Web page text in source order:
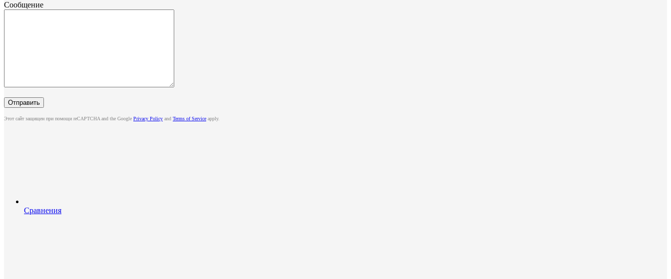
Сообщение
Этот сайт защищен при помощи reCAPTCHA and the Google Privacy Policy and Terms of Service apply.
Сравнения